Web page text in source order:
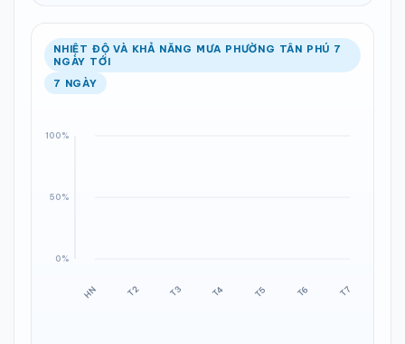
NHIỆT ĐỘ VÀ KHẢ NĂNG MƯA PHƯỜNG TÂN PHÚ 7
NGÀY TỚI
7 NGÀY